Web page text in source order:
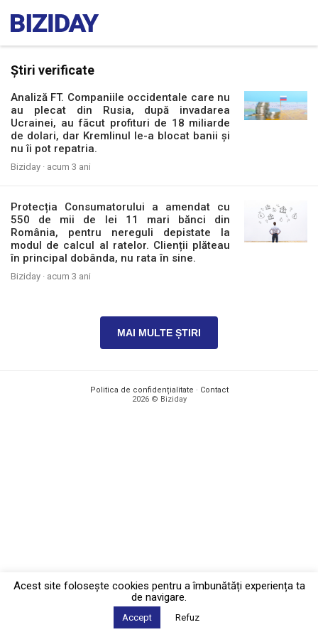
Știri verificate
Analiză FT. Companiile occidentale care nu
au plecat din Rusia, după invadarea
Ucrainei, au făcut profituri de 18 miliarde
de dolari, dar Kremlinul le-a blocat banii și
nu îi pot repatria.
Biziday · acum 3 ani
Protecția Consumatorului a amendat cu
550 de mii de lei 11 mari bănci din
România, pentru nereguli depistate la
modul de calcul al ratelor. Clienții plăteau
în principal dobânda, nu rata în sine.
Biziday · acum 3 ani
MAI MULTE ȘTIRI
Politica de confidențialitate · Contact
2026 © Biziday
Acest site foloseşte cookies pentru a îmbunătăți experiența ta
de navigare.
Accept Refuz